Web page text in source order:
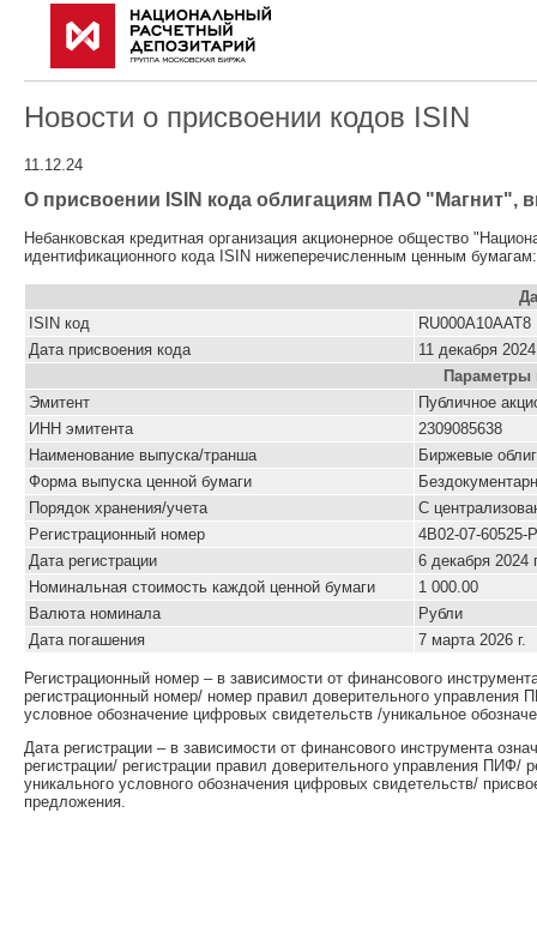
Новости о присвоении кодов ISIN
11.12.24
О присвоении ISIN кода облигациям ПАО "Магнит",
Небанковская кредитная организация акционерное общество
идентификационного кода ISIN нижеперечисленным ценным бумагам:
ISIN код
RU000A10AAT8
Дата присвоения кода
11 декабря 2024
Параметры
Эмитент
Публичное
ИНН эмитента
2309085638
Наименование выпуска/транша
Биржевые
Форма выпуска ценной бумаги
Порядок хранения/учета
С
Pегистрационный номер
4B02-07-60525-
Дата регистрации
6 декабря 2024
Номинальная стоимость каждой ценной бумаги
1 000.00
Валюта номинала
Рубли
Дата погашения
7 марта 2026 г.
Регистрационный номер – в зависимости от финансового
регистрационный номер/ номер правил доверительного
условное обозначение цифровых свидетельств /уникальное
Дата регистрации – в зависимости от финансового инструмента
регистрации/ регистрации правил доверительного управления ПИФ/
уникального условного обозначения цифровых свидетельств/
предложения.